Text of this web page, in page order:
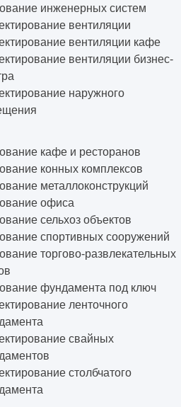
инженерных систем
вентиляции
вентиляции кафе
вентиляции бизнес-
наружного
кафе и ресторанов
конных комплексов
металлоконструкций
офиса
сельхоз объектов
спортивных сооружений
торгово-развлекательных
фундамента под ключ
ленточного
свайных
столбчатого